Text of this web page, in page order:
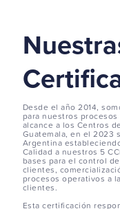
Desde el año 2014,
para nuestros
alcance a los Centros
Guatemala, en el 2023
Argentina
Calidad a nuestros 5
bases para el control
clientes,
procesos operativos a
clientes.
Esta certificación